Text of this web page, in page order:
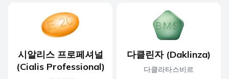
시알리스 프로페셔널
(Cialis Professional)
다클린자 (Daklinza)
다클라타스비르